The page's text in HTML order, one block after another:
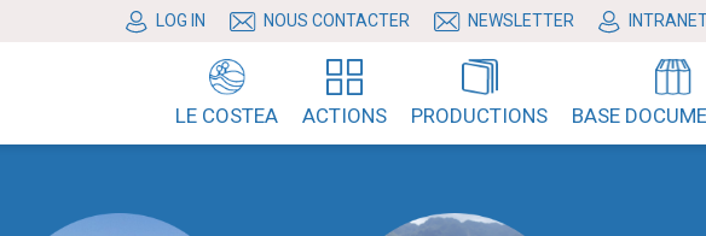
LOG IN NOUS CONTACTER NEWSLETTER
LE COSTEA ACTIONS PRODUCTIONS BASE